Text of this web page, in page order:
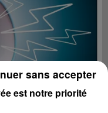
est notre priorité
sans accepter